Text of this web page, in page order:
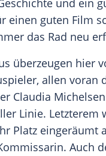
und ein
einen guten Film
das Rad neu
überzeugen hier
allen voran
Claudia Michelsen
Linie. Letzterem
Platz eingeräumt
Auch